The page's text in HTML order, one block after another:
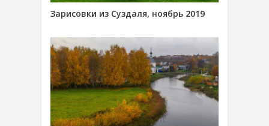
Зарисовки из Суздаля, ноябрь 2019